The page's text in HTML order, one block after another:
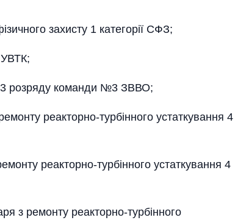
захисту 1 категорії СФЗ;
розряду команди №3 ЗВВО;
реакторно-турбінного устаткування 4
реакторно-турбінного устаткування 4
ремонту реакторно-турбінного